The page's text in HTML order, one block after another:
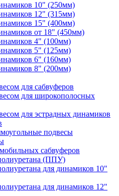
10" (250мм)
12" (315мм)
15" (400мм)
от 18" (450мм)
4" (100мм)
5" (125мм)
6" (160мм)
8" (200мм)
для сабвуферов
для широкополосных
для эстрадных динамиков
подвесы
сабвуферов
(ППУ)
для динамиков 10"
для динамиков 12"